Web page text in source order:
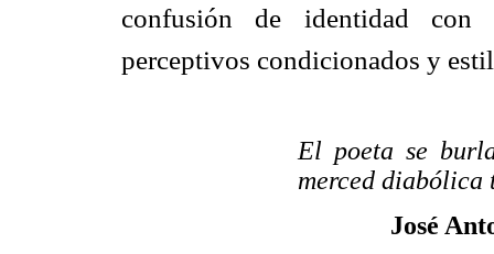
confusión de identidad
perceptivos condicionados y
El poeta se
merced diabólica
José